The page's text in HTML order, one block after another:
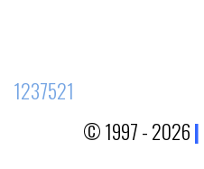
1237521
© 1997 - 2026|